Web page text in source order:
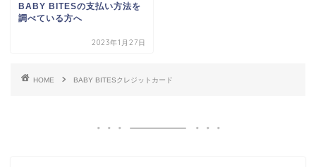
BABY BITESの支払い方法を
調べている方へ
2023年1月27日
HOME BABY BITESクレジットカード